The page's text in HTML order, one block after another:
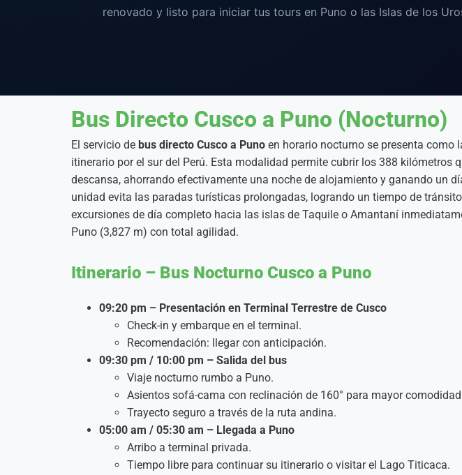
renovado y listo para iniciar tus tours en Puno o las Islas de los
Bus Directo Cusco a Puno (Nocturno)
El servicio de bus directo Cusco a Puno en horario nocturno se presenta
itinerario por el sur del Perú. Esta modalidad permite cubrir los 388
descansa, ahorrando efectivamente una noche de alojamiento y ganando un
unidad evita las paradas turísticas prolongadas, logrando un tiempo de
excursiones de día completo hacia las islas de Taquile o Amantaní
Puno (3,827 m) con total agilidad.
Itinerario – Bus Nocturno Cusco a Puno
09:20 pm – Presentación en Terminal Terrestre de Cusco
Check-in y embarque en el terminal.
Recomendación: llegar con anticipación.
09:30 pm / 10:00 pm – Salida del bus
Viaje nocturno rumbo a Puno.
Asientos sofá-cama con reclinación de 160° para mayor
Trayecto seguro a través de la ruta andina.
05:00 am / 05:30 am – Llegada a Puno
Arribo a terminal privada.
Tiempo libre para continuar su itinerario o visitar el Lago Titicaca.